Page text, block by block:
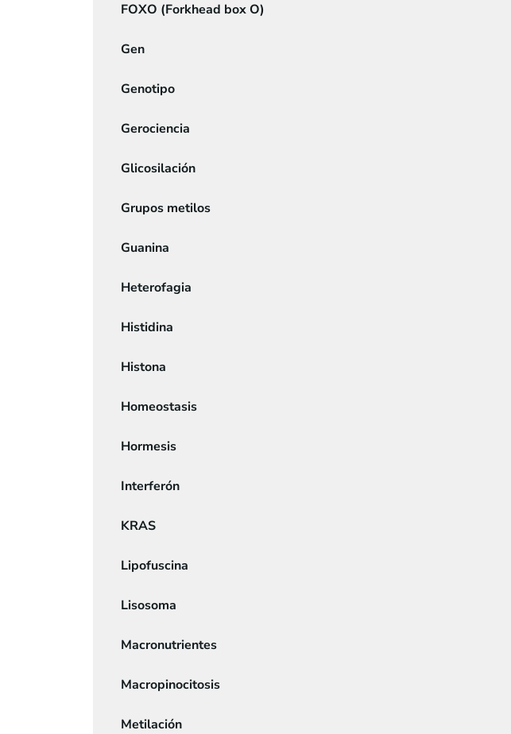
FOXO (Forkhead box O)
Gen
Genotipo
Gerociencia
Glicosilación
Grupos metilos
Guanina
Heterofagia
Histidina
Histona
Homeostasis
Hormesis
Interferón
KRAS
Lipofuscina
Lisosoma
Macronutrientes
Macropinocitosis
Metilación